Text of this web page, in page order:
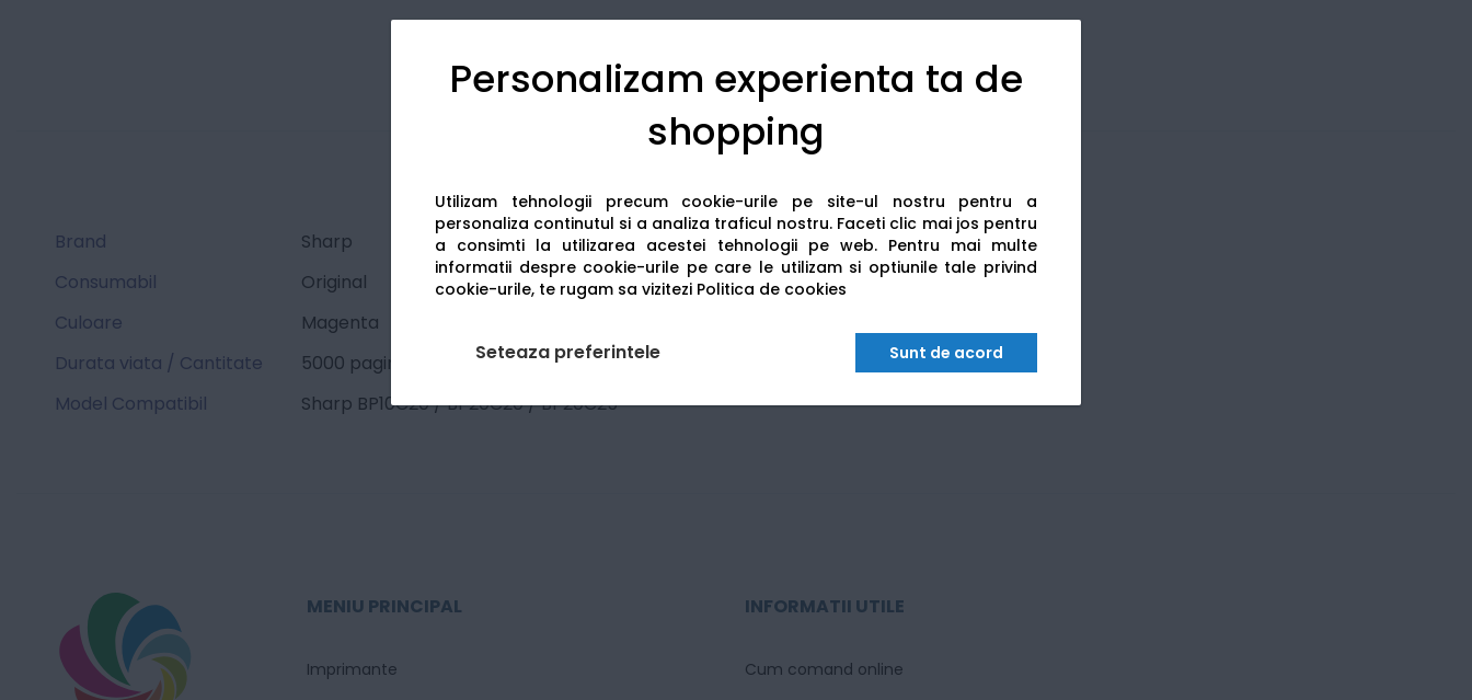
Personalizam experienta ta de
shopping
Utilizam tehnologii precum cookie-urile pe site-ul nostru pentru a
personaliza continutul si a analiza traficul nostru. Faceti clic mai jos pentru
a consimti la utilizarea acestei tehnologii pe web. Pentru mai multe
informatii despre cookie-urile pe care le utilizam si optiunile tale privind
cookie-urile, te rugam sa vizitezi Politica de cookies
Seteaza preferintele Sunt de acord
Brand
Sharp
Consumabil
Original
Culoare
Magenta
Durata viata / Cantitate
5000 pagini
Model Compatibil
Sharp BP10C20 / BP20C20 / BP20C25
MENIU PRINCIPAL
Imprimante
INFORMATII UTILE
Cum comand online